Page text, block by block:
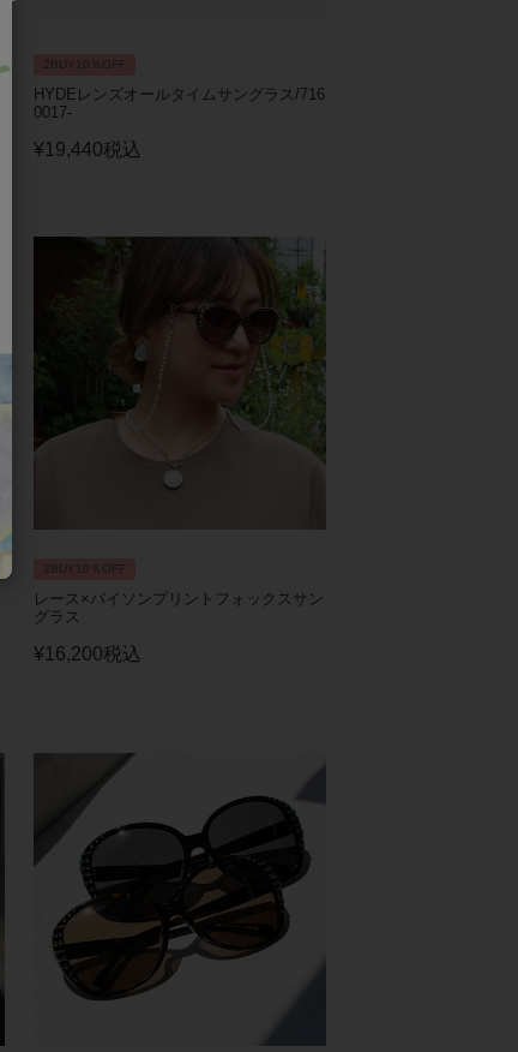
2BUY10％OFF
HYDEレンズオールタイムサングラス/716
0017-
¥19,440税込
2BUY10％OFF
レース×パイソンプリントフォックスサン
グラス
¥16,200税込